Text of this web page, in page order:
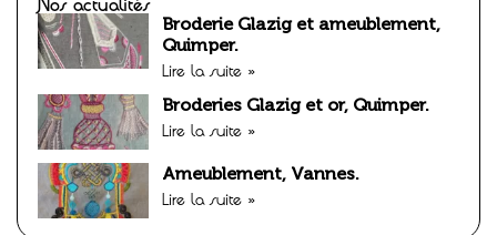
Broderie Glazig et ameublement,
Quimper.
Lire la suite »
Broderies Glazig et or, Quimper.
Lire la suite »
Ameublement, Vannes.
Lire la suite »